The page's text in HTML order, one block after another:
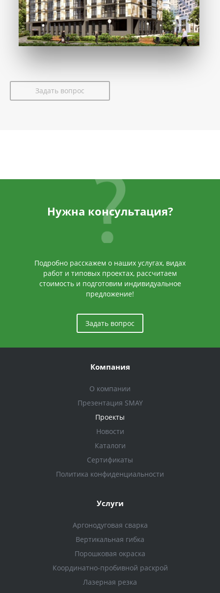
Задать вопрос
Нужна консультация?
Подробно расскажем о наших услугах, видах
работ и типовых проектах, рассчитаем
стоимость и подготовим индивидуальное
предложение!
Задать вопрос
Компания
О компании
Презентация SMAY
Проекты
Новости
Каталоги
Сертификаты
Политика конфиденциальности
Услуги
Аргонодуговая сварка
Вертикальная гибка
Порошковая окраска
Координатно-пробивной раскрой
Лазерная резка